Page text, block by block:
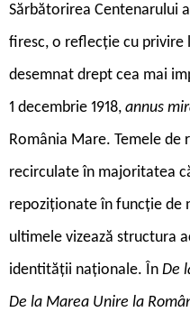
Sărbătorirea Centenarului
firesc, o reflecție cu privire
desemnat drept cea mai
1 decembrie 1918, annus
România Mare. Temele
recirculate în majoritatea
repoziționate în funcție de
ultimele vizează structura
identității naționale. În De
De la Marea Unire la